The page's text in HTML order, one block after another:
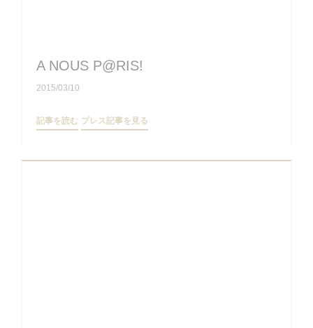
A NOUS P@RIS!
2015/03/10
記事を読む((新しいウィンドウで開きます))
プレス記事を見る